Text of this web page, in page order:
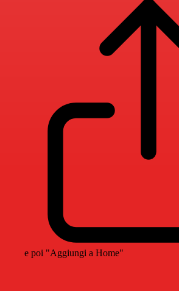
e poi "Aggiungi a Home"